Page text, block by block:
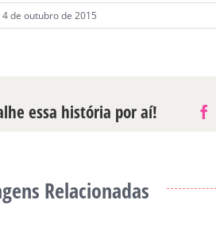
de outubro de 2015
essa história por aí!
Relacionadas